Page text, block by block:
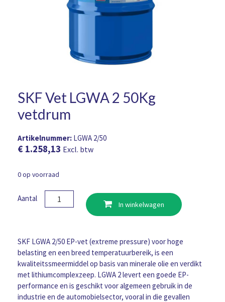
SKF Vet LGWA 2 50Kg
vetdrum
Artikelnummer: LGWA 2/50
€ 1.258,13 Excl. btw
0 op voorraad
Aantal
Vet
50Kg
vetdrum
aantal
In winkelwagen
SKF LGWA 2/50 EP-vet (extreme pressure) voor hoge
belasting en een breed temperatuurbereik, is een
kwaliteitssmeermiddel op basis van minerale olie en verdikt
met lithiumcomplexzeep. LGWA 2 levert een goede EP-
performance en is geschikt voor algemeen gebruik in de
industrie en de automobielsector, vooral in die gevallen